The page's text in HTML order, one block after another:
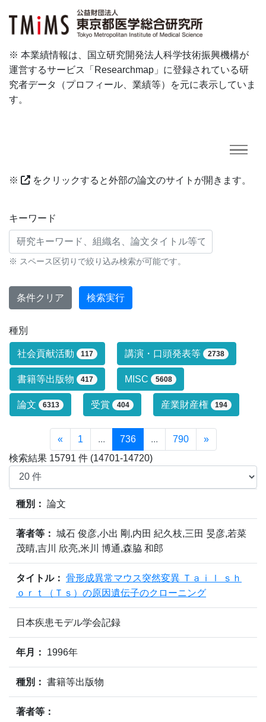
※ 本業績情報は、国立研究開発法人科学技術振興機構が
運営するサービス「Researchmap」に登録されている研
究者データ（プロフィール、業績等）を元に表示していま
す。
※ をクリックすると外部の論文のサイトが開きます。
研究業績に対する検索条件
キーワード
※ スペース区切りで絞り込み検索が可能です。
条件クリア 検索実行
種別
研究業績タイプによる絞り込み条件で
社会貢献活動 117 講演・口頭発表等 2738
書籍等出版物 417 MISC 5608
論文 6313 受賞 404 産業財産権 194
« 1 ... 736 ... 790
»
検索結果 15791 件 (14701-14720)
種別： 論文
著者等： 城石 俊彦,小出 剛,内田 紀久枝,三田 旻彦,若菜
茂晴,吉川 欣亮,米川 博通,森脇 和郎
タイトル： 骨形成異常マウス突然変異 Ｔａｉｌ ｓｈ
ｏｒｔ（Ｔｓ）の原因遺伝子のクローニング
日本疾患モデル学会記録
年月： 1996年
種別： 書籍等出版物
著者等：